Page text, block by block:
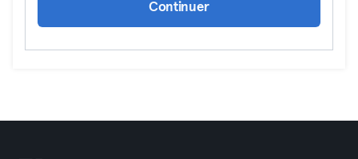
Continuer